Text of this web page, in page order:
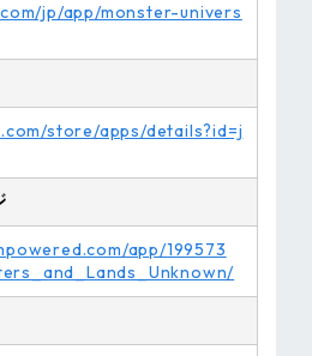
jp/app/monster-univers
store/apps/details?id=j
app/199573